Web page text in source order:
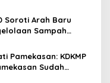
II 2026, Tekankan
Berdampak bagi
Soroti Arah Baru
Sampah
Pamekasan: KDKMP
Sudah